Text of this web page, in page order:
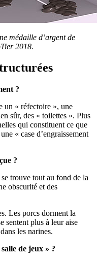
médaille d’argent de
2018.
?
un « réfectoire », une
sûr, des « toilettes ». Plus
qui constituent ce que
« case d’engraissement
?
trouve tout au fond de la
obscurité et des
Les porcs dorment la
sentent plus à leur aise
les narines.
de jeux » ?